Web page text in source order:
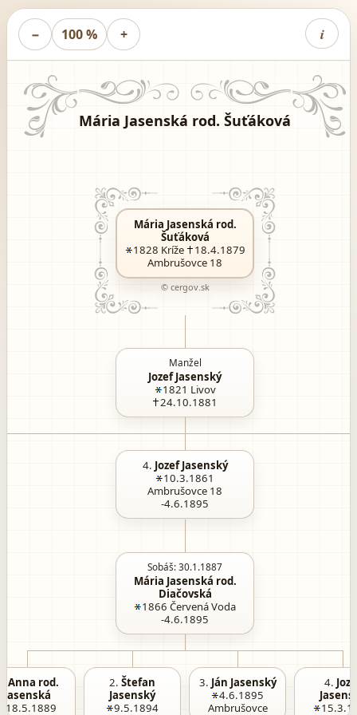
− 100 % + i
Mária Jasenská rod. Šuťáková
Mária Jasenská rod.
Šuťáková
1828 Kríže
18.4.1879
Ambrušovce 18
© cergov.sk
Manžel
Jozef Jasenský
1821 Livov
24.10.1881
4. Jozef Jasenský
10.3.1861
Ambrušovce 18
-4.6.1895
Sobáš: 30.1.1887
Mária Jasenská rod.
Diačovská
1866 Červená Voda
-4.6.1895
Anna rod.
Jasenská
18.5.1889
2. Štefan
Jasenský
9.5.1894
3. Ján Jasenský
4.6.1895
Ambrušovce
4.